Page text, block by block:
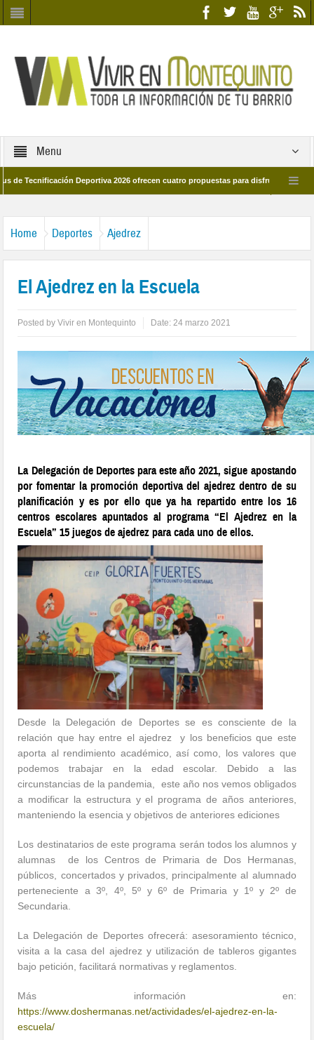
Menu
Deportiva 2026 ofrecen cuatro propuestas para disfrutar del deporte
Home Deportes Ajedrez
El Ajedrez en la Escuela
Posted byVivir en Montequinto Date:24 marzo 2021
La Delegación de Deportes para este año 2021, sigue apostando
por fomentar la promoción deportiva del ajedrez dentro de su
planificación y es por ello que ya ha repartido entre los 16
centros escolares apuntados al programa “El Ajedrez en la
Escuela” 15 juegos de ajedrez para cada uno de ellos.
Desde la Delegación de Deportes se es consciente de la
relación que hay entre el ajedrez
y los beneficios que este
aporta al rendimiento académico, así como, los valores que
podemos trabajar en la edad escolar. Debido a las
circunstancias de la pandemia,
este año nos vemos obligados
a modificar la estructura y el programa de años anteriores,
manteniendo la esencia y objetivos de anteriores ediciones
Los destinatarios de este programa serán todos los alumnos y
alumnas
de los Centros de Primaria de Dos Hermanas,
públicos, concertados y privados, principalmente al alumnado
perteneciente a 3º, 4º, 5º y 6º de Primaria y 1º y 2º de
Secundaria.
La Delegación de Deportes ofrecerá: asesoramiento técnico,
visita a la casa del ajedrez y utilización de tableros gigantes
bajo petición, facilitará normativas y reglamentos.
Más información en:
https://www.doshermanas.net/actividades/el-ajedrez-en-la-
escuela/